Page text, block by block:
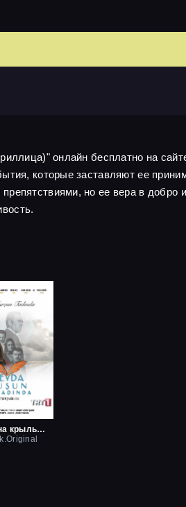
онлайн бесплатно на
которые заставляют ее
но ее вера в добро
Любовь на крыльях птицы